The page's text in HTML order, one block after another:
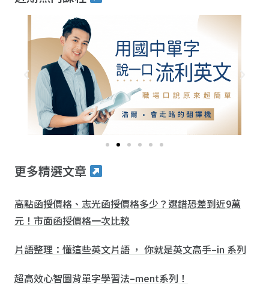
更多精選文章
高點函授價格、志光函授價格多少？選錯恐差到近9萬
元！市面函授價格一次比較
片語整理：懂這些英文片語 ， 你就是英文高手–in 系列
超高效心智圖背單字學習法–ment系列！